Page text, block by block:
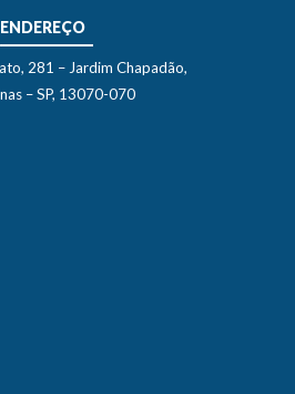
ENDEREÇO
281 – Jardim Chapadão,
– SP, 13070-070